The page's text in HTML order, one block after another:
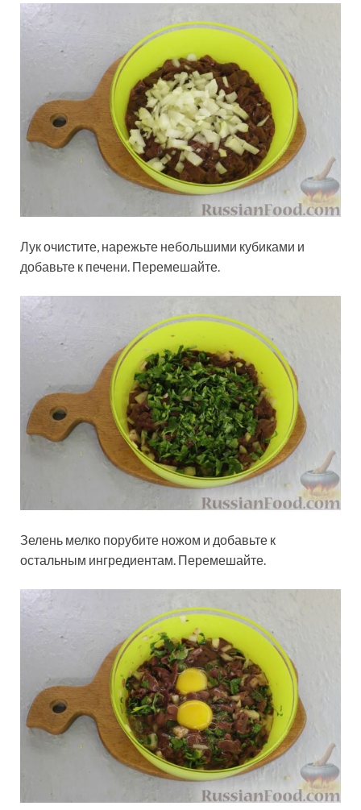
Лук очистите, нарежьте небольшими кубиками и
добавьте к печени. Перемешайте.
Зелень мелко порубите ножом и добавьте к
остальным ингредиентам. Перемешайте.